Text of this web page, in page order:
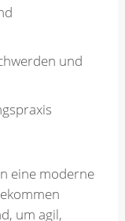
und
eine moderne
um agil,